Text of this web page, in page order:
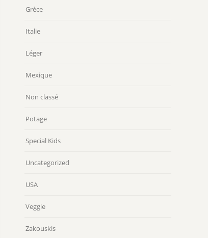
Grèce
Italie
Léger
Mexique
Non classé
Potage
Special Kids
Uncategorized
USA
Veggie
Zakouskis